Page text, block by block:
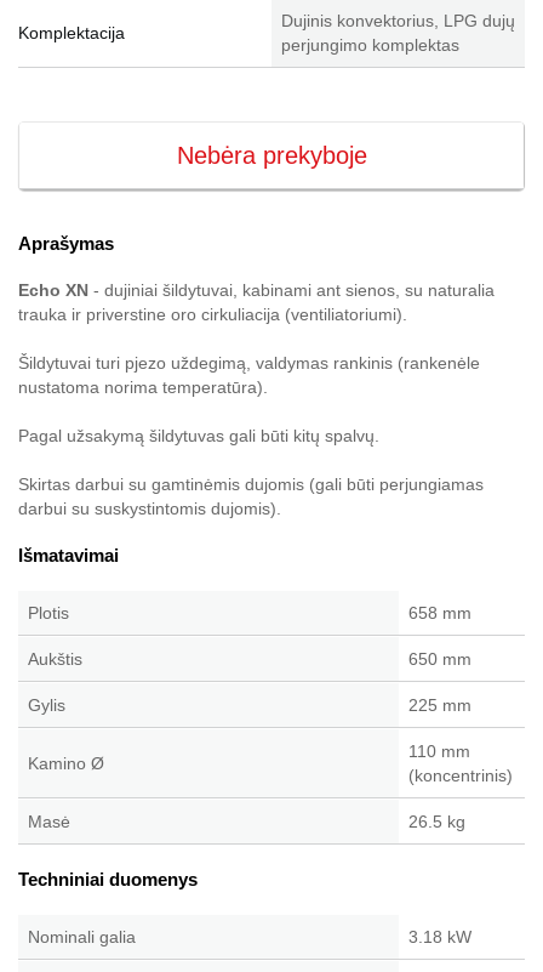
Komplektacija
Dujinis konvektorius, LPG dujų
perjungimo komplektas
Nebėra prekyboje
Aprašymas
Echo XN - dujiniai šildytuvai, kabinami ant sienos, su naturalia
trauka ir priverstine oro cirkuliacija (ventiliatoriumi).
Šildytuvai turi pjezo uždegimą, valdymas rankinis (rankenėle
nustatoma norima temperatūra).
Pagal užsakymą šildytuvas gali būti kitų spalvų.
Skirtas darbui su gamtinėmis dujomis (gali būti perjungiamas
darbui su suskystintomis dujomis).
Išmatavimai
Plotis 658 mm
Aukštis 650 mm
Gylis 225 mm
Kamino Ø
110 mm
(koncentrinis)
Masė 26.5 kg
Techniniai duomenys
Nominali galia 3.18 kW